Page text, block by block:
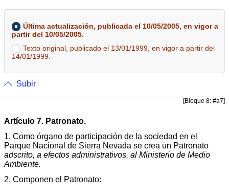
Última actualización, publicada el 10/05/2005, en vigor a
partir del 10/05/2005.
Texto original, publicado el 13/01/1999, en vigor a partir del
14/01/1999.
Subir
[Bloque 8: #a7]
Artículo 7. Patronato.
1. Como órgano de participación de la sociedad en el
Parque Nacional de Sierra Nevada se crea un Patronato
adscrito, a efectos administrativos, al Ministerio de Medio
Ambiente.
2. Componen el Patronato: